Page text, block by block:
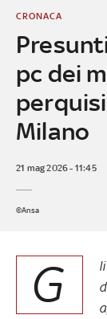
pc dei
Milano
CRONACA
21 mag 2026 - 11:45
©Ansa
G